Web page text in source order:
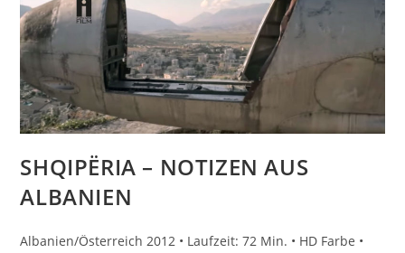
SHQIPËRIA – NOTIZEN AUS
ALBANIEN
Albanien/Österreich 2012 • Laufzeit: 72 Min. • HD Farbe •